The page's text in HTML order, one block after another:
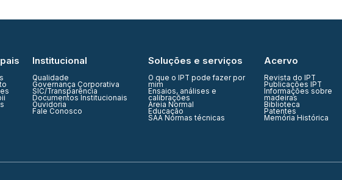
Institucional
Qualidade
Governança Corporativa
SIC/Transparência
Documentos Institucionais
Ouvidoria
Fale Conosco
Soluções e serviços
O que o IPT pode fazer por
mim
Ensaios, análises e
calibrações
Areia Normal
Educação
SAA Normas técnicas
Acervo
Revista do IPT
Publicações IPT
Informações sobre
madeiras
Biblioteca
Patentes
Memória Histórica